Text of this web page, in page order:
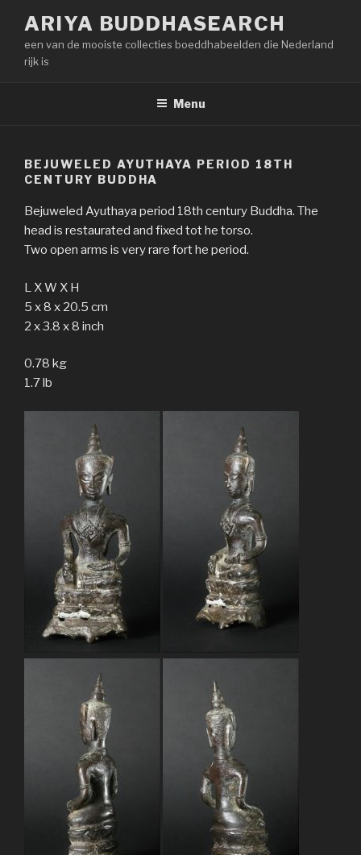
inhoud
springen
ARIYA BUDDHASEARCH
een van de mooiste collecties boeddhabeelden die Nederland
rijk is
Menu
BEJUWELED AYUTHAYA PERIOD 18TH
CENTURY BUDDHA
Bejuweled Ayuthaya period 18th century Buddha. The
head is restaurated and fixed tot he torso.
Two open arms is very rare fort he period.
L X W X H
5 x 8 x 20.5 cm
2 x 3.8 x 8 inch
0.78 kg
1.7 lb